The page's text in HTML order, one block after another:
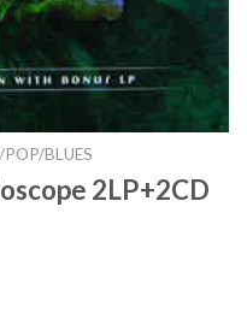
BLUES
2LP+2CD